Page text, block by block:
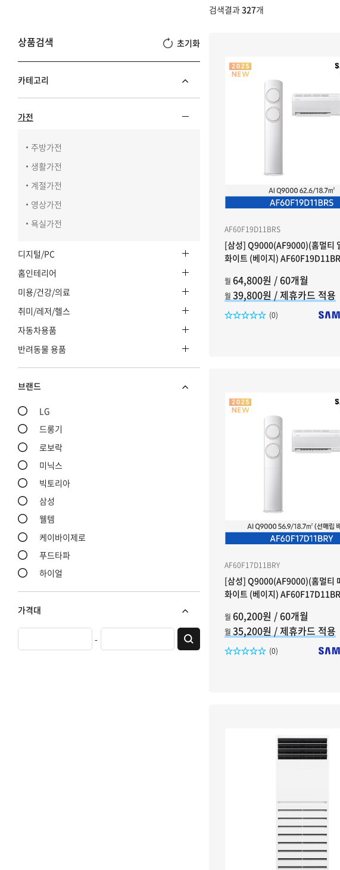
상품검색 초기화
카테고리
가전 sub menu toggle
주방가전
생활가전
계절가전
영상가전
욕실가전
디지털/PC
sub menu toggle
홈인테리어
sub menu toggle
미용/건강/의료
sub menu toggle
취미/레저/헬스
sub menu toggle
자동차용품
sub menu toggle
반려동물 용품
sub menu toggle
브랜드
LG
드롱기
로보락
미닉스
빅토리아
삼성
웰템
케이바이제로
푸드타파
하이얼
가격대
최소가격 입력
-
최대가격 입력
검색결과327개
AF60F19D11BRS
[삼성] Q9000(AF9000)(홈멀티
화이트 (베이지)
월 64,800원 / 60개월
월 39,800원 / 제휴카드 적용
(0)
AF60F17D11BRY
[삼성] Q9000(AF9000)(홈멀티
화이트 (베이지)
월 60,200원 / 60개월
월 35,200원 / 제휴카드 적용
(0)